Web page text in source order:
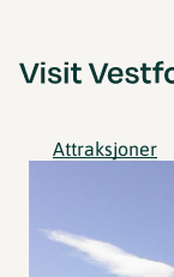
Attraksjoner